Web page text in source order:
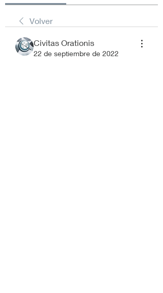
Volver
Civitas Orationis
22 de septiembre de 2022